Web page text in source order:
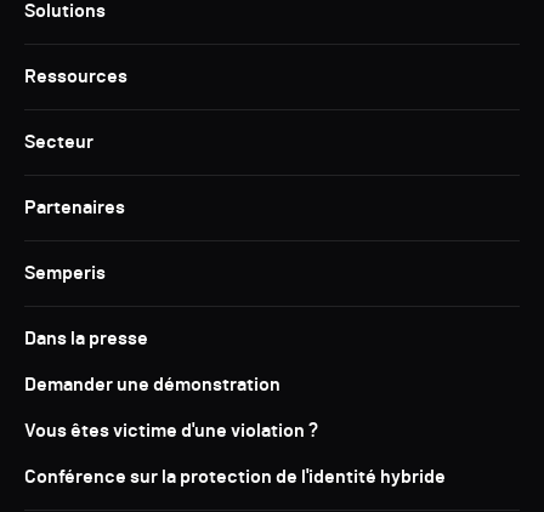
Solutions
Ressources
Secteur
Partenaires
Semperis
Dans la presse
Demander une démonstration
Vous êtes victime d'une violation ?
Conférence sur la protection de l'identité hybride